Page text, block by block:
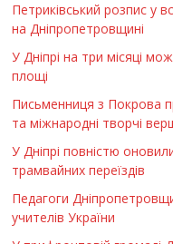
Петриківський розпис у
на Дніпропетровщині
У Дніпрі на три місяці
площі
Письменниця з Покрова
та міжнародні творчі
У Дніпрі повністю
трамвайних переїздів
Педагоги
учителів України